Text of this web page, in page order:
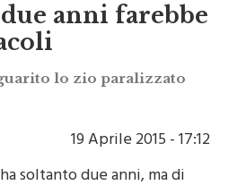
anni farebbe
19 Aprile 2015 - 17:12